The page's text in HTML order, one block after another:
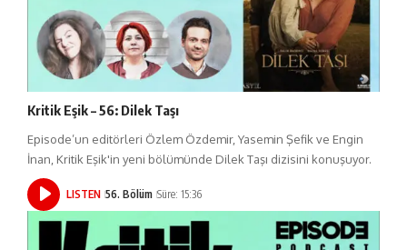
Kritik Eşik – 56: Dilek Taşı
Episode’un editörleri Özlem Özdemir, Yasemin Şefik ve Engin
İnan, Kritik Eşik'in yeni bölümünde Dilek Taşı dizisini konuşuyor.
LISTEN 56. Bölüm Süre: 15:36